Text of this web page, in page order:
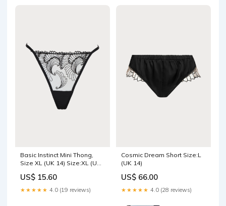
Basic Instinct Mini Thong,
Size XL (UK 14) Size:XL (UK
US$ 15.60
★★★★★ 4.0 (19 reviews)
Cosmic Dream Short Size:L
(UK 14)
US$ 66.00
★★★★★ 4.0 (28 reviews)